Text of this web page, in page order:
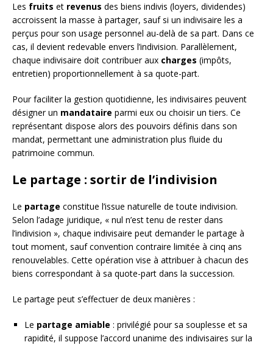
Les fruits et revenus des biens indivis (loyers, dividendes)
accroissent la masse à partager, sauf si un indivisaire les a
perçus pour son usage personnel au-delà de sa part. Dans ce
cas, il devient redevable envers l’indivision. Parallèlement,
chaque indivisaire doit contribuer aux charges (impôts,
entretien) proportionnellement à sa quote-part.
Pour faciliter la gestion quotidienne, les indivisaires peuvent
désigner un mandataire parmi eux ou choisir un tiers. Ce
représentant dispose alors des pouvoirs définis dans son
mandat, permettant une administration plus fluide du
patrimoine commun.
Le partage : sortir de l’indivision
Le partage constitue l’issue naturelle de toute indivision.
Selon l’adage juridique, « nul n’est tenu de rester dans
l’indivision », chaque indivisaire peut demander le partage à
tout moment, sauf convention contraire limitée à cinq ans
renouvelables. Cette opération vise à attribuer à chacun des
biens correspondant à sa quote-part dans la succession.
Le partage peut s’effectuer de deux manières :
Le partage amiable : privilégié pour sa souplesse et sa
rapidité, il suppose l’accord unanime des indivisaires sur la